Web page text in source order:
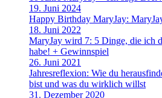
19. Juni 2024
Happy Birthday MaryJay:
18. Juni 2022
MaryJay wird 7: 5 Dinge, die ich
habe! + Gewinnspiel
26. Juni 2021
Jahresreflexion: Wie du
bist und was du wirklich willst
31. Dezember 2020